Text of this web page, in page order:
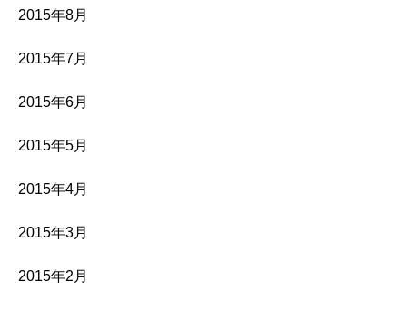
2015年8月
2015年7月
2015年6月
2015年5月
2015年4月
2015年3月
2015年2月